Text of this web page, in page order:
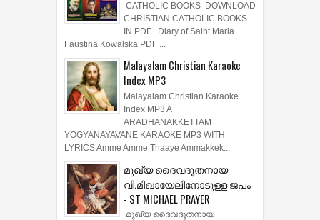
CATHOLIC BOOKS DOWNLOAD
CHRISTIAN CATHOLIC BOOKS
IN PDF Diary of Saint Maria
Faustina Kowalska PDF ...
Malayalam Christian Karaoke
Index MP3
Malayalam Christian Karaoke
Index MP3 A
ARADHANAKKETTAM
YOGYANAYAVANE KARAOKE MP3 WITH
LYRICS Amme Amme Thaaye Ammakkek...
മുഖ്യ ദൈവദൂതനായ
വി.മിഖായേലിനോടുള്ള ജപം
- ST MICHAEL PRAYER
മുഖ്യ ദൈവദൂതനായ